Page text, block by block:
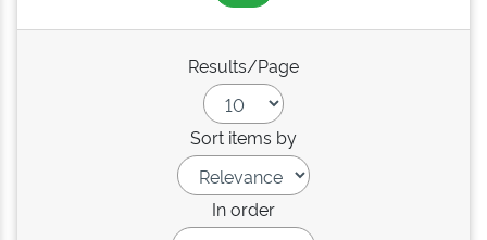
Results/Page
Sort items by
In order